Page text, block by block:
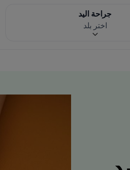
جراحة اليد
اختر بلد